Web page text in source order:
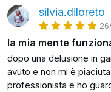
Da oltre 40 anni
di crescita
sport
sia nel mondo
semplice: sport e
silvia.diloreto
la mia mente
dopo una delusione in
avuto e non mi è
professionista e ho